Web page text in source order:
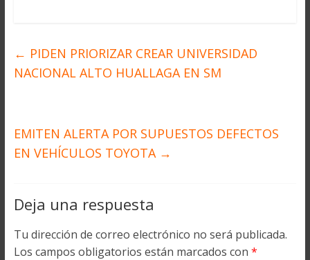
← PIDEN PRIORIZAR CREAR UNIVERSIDAD
NACIONAL ALTO HUALLAGA EN SM
EMITEN ALERTA POR SUPUESTOS DEFECTOS
EN VEHÍCULOS TOYOTA →
Deja una respuesta
Tu dirección de correo electrónico no será publicada.
Los campos obligatorios están marcados con *